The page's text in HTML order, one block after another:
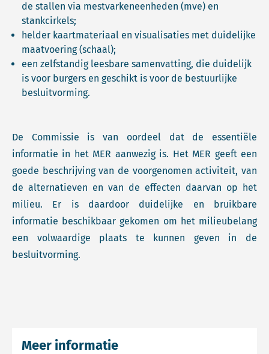
de stallen via mestvarkeneenheden (mve) en
stankcirkels;
helder kaartmateriaal en visualisaties met duidelijke
maatvoering (schaal);
een zelfstandig leesbare samenvatting, die duidelijk
is voor burgers en geschikt is voor de bestuurlijke
besluitvorming.
De Commissie is van oordeel dat de essentiële
informatie in het MER aanwezig is. Het MER geeft een
goede beschrijving van de voorgenomen activiteit, van
de alternatieven en van de effecten daarvan op het
milieu. Er is daardoor duidelijke en bruikbare
informatie beschikbaar gekomen om het milieubelang
een volwaardige plaats te kunnen geven in de
besluitvorming.
Meer informatie